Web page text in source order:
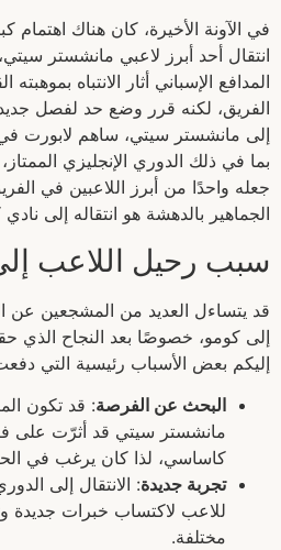
في الآونة الأخيرة، كان هناك
انتقال أحد أبرز لاعبي مانشستر
المدافع الإسباني أثار الانتباه بموهبته
الفريق، لكنه قرر وضع حد لفصل
إلى مانشستر سيتي، ساهم لابورت في
بما في ذلك الدوري الإنجليزي
جعله واحدًا من أبرز اللاعبين في
الجماهير بالدهشة هو انتقاله إلى
سبب رحيل اللاعب
قد يتساءل العديد من المشجعين عن
إلى كومو، خصوصًا بعد النجاح الذي
إليكم بعض الأسباب رئيسية التي دفعت
البحث عن الفرصة: قد تكون
مانشستر سيتي قد أثرّت على
كاساسي، لذا كان يرغب في
تجربة جديدة: الانتقال إلى
للاعب لاكتساب خبرات جديدة
مختلفة.